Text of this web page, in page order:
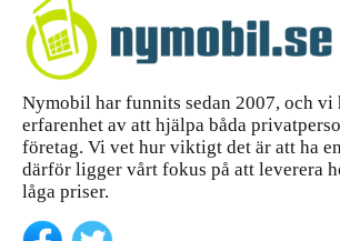
Nymobil har funnits sedan 2007, och vi
erfarenhet av att hjälpa båda
företag. Vi vet hur viktigt det är att ha
därför ligger vårt fokus på att leverera
låga priser.